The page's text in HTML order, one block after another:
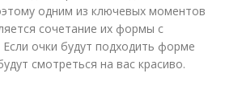
одним из ключевых моментов
сочетание их формы с
очки будут подходить форме
смотреться на вас красиво.